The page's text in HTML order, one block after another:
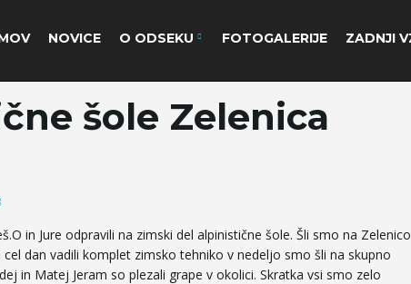
NOVICE O ODSEKU FOTOGALERIJE ZADNJI
šole Zelenica
in Jure odpravili na zimski del alpinistične šole. Šli smo na Zelenico
dan vadili komplet zimsko tehniko v nedeljo smo šli na skupno
in Matej Jeram so plezali grape v okolici. Skratka vsi smo zelo